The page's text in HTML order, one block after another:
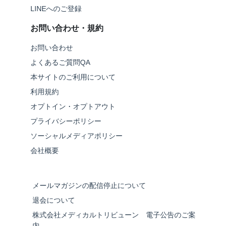
LINEへのご登録
お問い合わせ・規約
お問い合わせ
よくあるご質問QA
本サイトのご利用について
利用規約
オプトイン・オプトアウト
プライバシーポリシー
ソーシャルメディアポリシー
会社概要
メールマガジンの配信停止について
退会について
株式会社メディカルトリビューン 電子公告のご案